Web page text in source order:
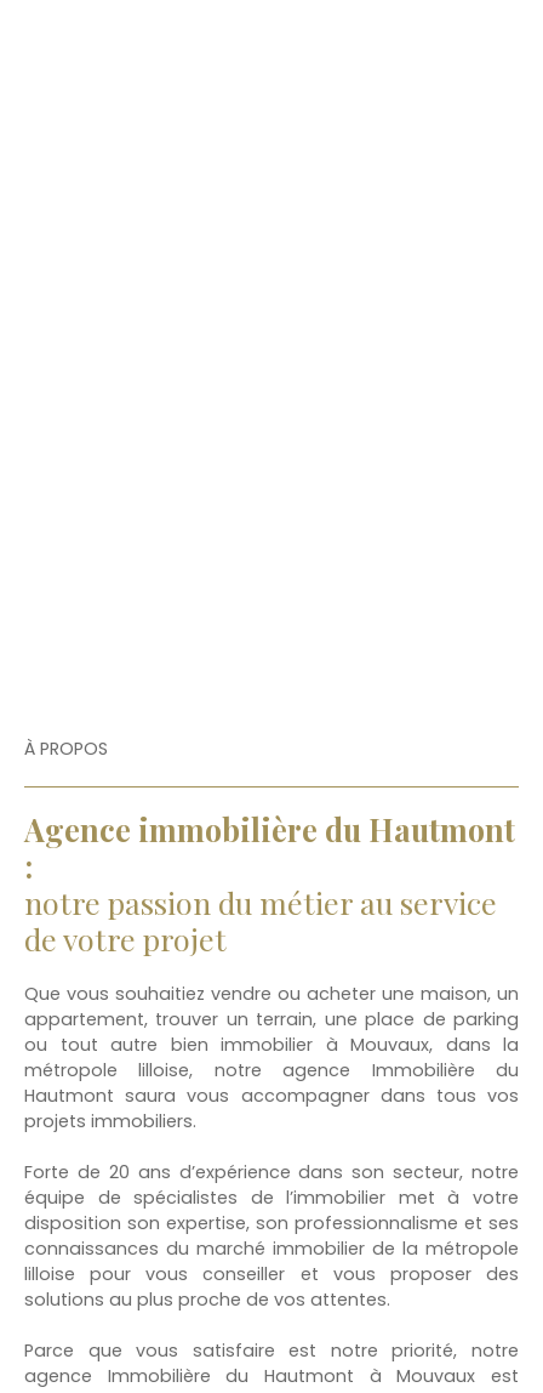
À PROPOS
Agence immobilière du Hautmont
:
notre passion du métier au service
de votre projet
Que vous souhaitiez vendre ou acheter une maison, un
appartement, trouver un terrain, une place de parking
ou tout autre bien immobilier à Mouvaux, dans la
métropole lilloise, notre agence Immobilière du
Hautmont saura vous accompagner dans tous vos
projets immobiliers.
Forte de 20 ans d’expérience dans son secteur, notre
équipe de spécialistes de l’immobilier met à votre
disposition son expertise, son professionnalisme et ses
connaissances du marché immobilier de la métropole
lilloise pour vous conseiller et vous proposer des
solutions au plus proche de vos attentes.
Parce que vous satisfaire est notre priorité, notre
agence Immobilière du Hautmont à Mouvaux est